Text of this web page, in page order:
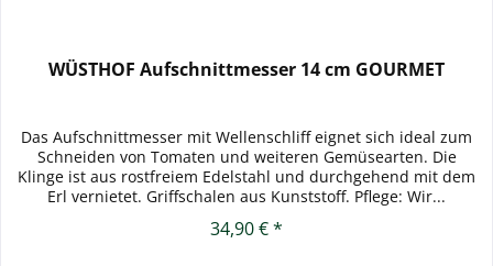
WÜSTHOF Aufschnittmesser 14 cm GOURMET
Das Aufschnittmesser mit Wellenschliff eignet sich ideal zum
Schneiden von Tomaten und weiteren Gemüsearten. Die
Klinge ist aus rostfreiem Edelstahl und durchgehend mit dem
Erl vernietet. Griffschalen aus Kunststoff. Pflege: Wir...
34,90 € *